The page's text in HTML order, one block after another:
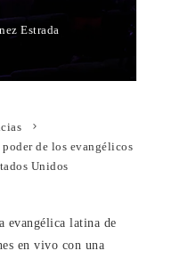
Estrada
de los evangélicos
Unidos
evangélica latina de
en vivo con una